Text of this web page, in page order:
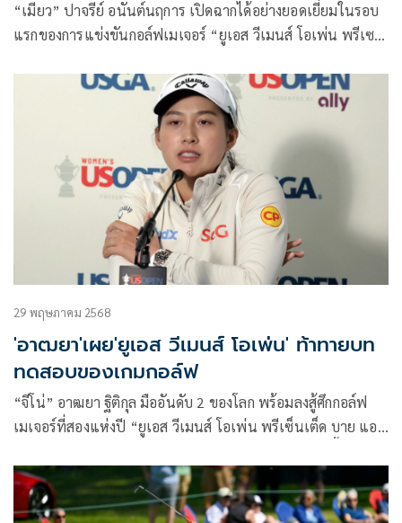
“เมียว” ปาจรีย์ อนันต์นฤการ เปิดฉากได้อย่างยอดเยี่ยมในรอบ
แรกของการแข่งขันกอล์ฟเมเจอร์ “ยูเอส วีเมนส์ โอเพ่น พรีเซน
สหรัฐอเมริกา เมื่อวันพฤหัสบดีที่ 29 พฤษภาคม 2568 ด้วยผล
งาน 2 อันเดอร์พาร์ 70 รั้งอันดับ 12 ร่วม ตามหลังผู้นำร่วมเพียง
29 พฤษภาคม 2568
'อาฒยา'เผย'ยูเอส วีเมนส์ โอเพ่น' ท้าทายบท
ทดสอบของเกมกอล์ฟ
“จีโน่” อาฒยา ฐิติกุล มืออันดับ 2 ของโลก พร้อมลงสู้ศึกกอล์ฟ
เมเจอร์ที่สองแห่งปี “ยูเอส วีเมนส์ โอเพ่น พรีเซ็นเต็ด บาย แอล
เผย สนามเอริน ฮิลล์ส ท้าทายเป็นบททดสอบของเกมกอล์ฟ